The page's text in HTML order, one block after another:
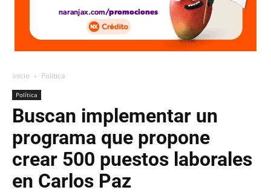
Inicio Política
Política
Buscan implementar un
programa que propone
crear 500 puestos laborales
en Carlos Paz